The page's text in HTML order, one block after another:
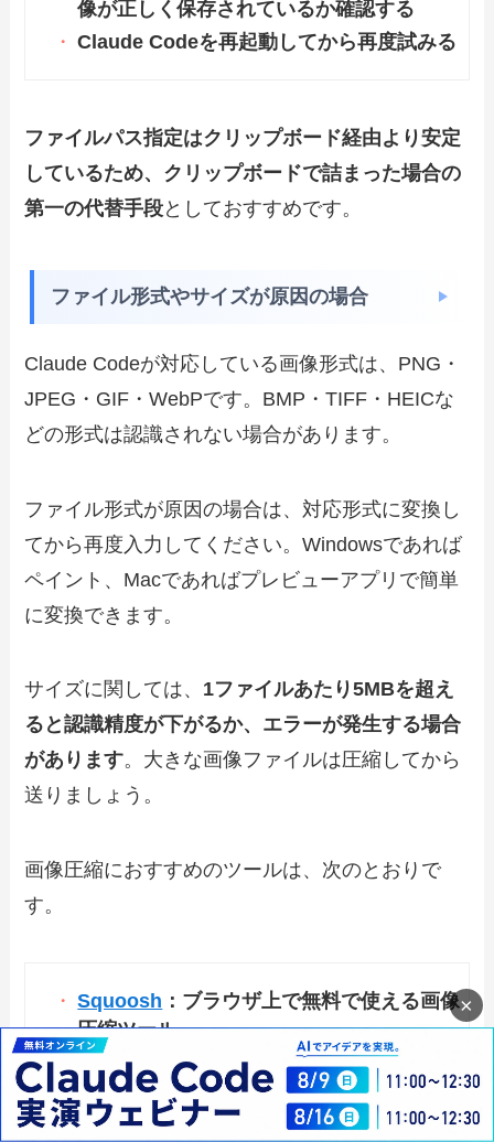
像が正しく保存されているか確認する
Claude Codeを再起動してから再度試みる
ファイルパス指定はクリップボード経由より安定
しているため、クリップボードで詰まった場合の
第一の代替手段としておすすめです。
ファイル形式やサイズが原因の場合
Claude Codeが対応している画像形式は、PNG・
JPEG・GIF・WebPです。BMP・TIFF・HEICな
どの形式は認識されない場合があります。
ファイル形式が原因の場合は、対応形式に変換し
てから再度入力してください。Windowsであれば
ペイント、Macであればプレビューアプリで簡単
に変換できます。
サイズに関しては、 1ファイルあたり5MBを超え
ると認識精度が下がるか、エラーが発生する場合
があります。大きな画像ファイルは圧縮してから
送りましょう。
画像圧縮におすすめのツールは、次のとおりで
す。
Squoosh ：ブラウザ上で無料で使える画像
圧縮ツール
macOSのプレビュー：「ファイル → 書き
出す」からサイズ変更が可能
Windowsのペイント：「ファイル → 名前
×